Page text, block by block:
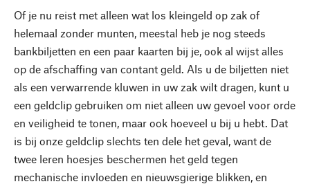
Of je nu reist met alleen wat los kleingeld op zak of
helemaal zonder munten, meestal heb je nog steeds
bankbiljetten en een paar kaarten bij je, ook al wijst alles
op de afschaffing van contant geld. Als u de biljetten niet
als een verwarrende kluwen in uw zak wilt dragen, kunt u
een geldclip gebruiken om niet alleen uw gevoel voor orde
en veiligheid te tonen, maar ook hoeveel u bij u hebt. Dat
is bij onze geldclip slechts ten dele het geval, want de
twee leren hoesjes beschermen het geld tegen
mechanische invloeden en nieuwsgierige blikken, en